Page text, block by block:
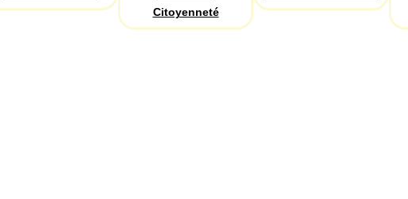
Citoyenneté